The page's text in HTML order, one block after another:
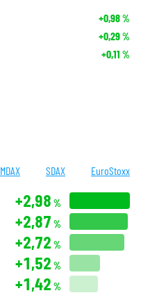
+0,98%
+0,29%
+0,11 %
MDAX SDAX EuroStoxx
+2,98 %
+2,87 %
+2,72 %
+1,52 %
+1,42 %